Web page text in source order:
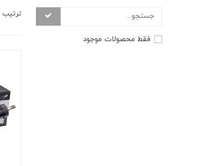
فقط محصولات موجود
ترتیب